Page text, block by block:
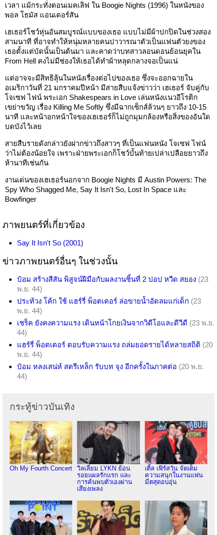
เวลา แม้กระทั่งตอนเมคเลิฟ ใน Boogie Nights (1996) ในหนังของ
พอล โธมัส แอนเดอร์สัน
เฮเธอร์โชว์หุ่นอันสมบูรณ์แบบของเธอ แบบไม่มีผ้าปกปิดในช่วงสอง
สามนาที ที่อาจทำให้หนุ่มหลายคนปาวารณาตัวเป็นแฟนตัวยงของ
เธอตั้งแต่บัดนั้นเป็นต้นมา และคาดว่าบทสาวลอนดอนย้อนยุคใน
From Hell คงไม่มีช่องให้เธอได้ทำผ้าหลุดกลางจอเป็นแน่
แต่อาจจะมีสิทธิลุ้นในหนังเรื่องต่อไปของเธอ ซึ่งจะออกฉายใน
อเมริกาวันที่ 21 มกราคมปีหน้า มีสายสืบแจ้งข่าวว่า เฮเธอร์ จับคู่กับ
โจเซฟ ไฟน์ พระเอก Shakespears in Love เล่นหนังแนวอีโรติก
เขย่าขวัญ เรื่อง Killing Me Softly ซึ่งมีฉากเซ็กส์ล้วนๆ ยาวถึง 10-15
นาที และหน้าอกหน้าใจของเฮเธอร์ก็ไม่ถูกมุมกล้องหรือสิ่งของอันใด
บดบังไว้เลย
สายสืบรายดังกล่าวยังฝากข่าวถึงสาวๆ ที่เป็นแฟนหนัง โจเซฟ ไฟน์
ว่าไม่ต้องน้อยใจ เพราะฝ่ายพระเอกก็โชว์บั้นท้ายเปล่าเปลือยยาวถึง
ห้านาทีเช่นกัน
งานเด่นของเฮเธอร์นอกจาก Boogie Nights มี Austin Powers: The
Spy Who Shagged Me, Say It Isn't So, Lost In Space และ
Bowfinger
ภาพยนตร์ที่เกี่ยวข้อง
Say It Isn't So (2001)
ข่าวภาพยนตร์อื่นๆ ในช่วงนั้น
ป๋อม สร้างสีสัน พิสูจน์ฝีมือกับผลงานชิ้นที่ 2 ปอป หวีด สยอง (23
พ.ย. 44)
ประท้วง โค้ก ใช้ แฮร์รี่ พ็อตเตอร์ ล่อขายน้ำอัดลมแก่เด็ก (23
พ.ย. 44)
เชร็ค ยังคงความแรง เดินหน้าโกยเงินจากวิดีโอและดีวีดี (23 พ.ย.
44)
แฮร์รี่ พ็อตเตอร์ ตอบรับความแรง ถล่มยอดรายได้หลายสถิติ (20
พ.ย. 44)
ป๋อม หลงเสน่ห์ สตรีเหล็ก รับบท จุง อีกครั้งในภาคต่อ (20 พ.ย.
44)
กระทู้ข่าวบันเทิง
Oh My Fourth Concert
วิลเลี่ยม LYKN ย้อน
รอยแผลรักแรก และ
การค้นพบตัวเองผ่าน
เสียงเพลง
เติ้ล เฟิร์สวัน จัดเต็ม
ความสนุกในงานแฟน
มีตสุดอบอุ่น